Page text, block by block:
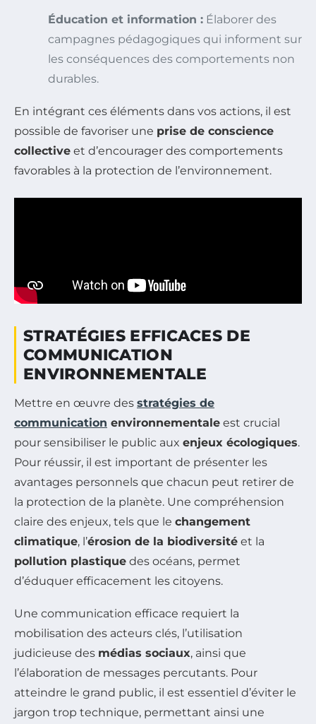
Éducation et information : Élaborer des
campagnes pédagogiques qui informent sur
les conséquences des comportements non
durables.
En intégrant ces éléments dans vos actions, il est
possible de favoriser une prise de conscience
collective et d’encourager des comportements
favorables à la protection de l’environnement.
STRATÉGIES EFFICACES DE
COMMUNICATION
ENVIRONNEMENTALE
Mettre en œuvre des stratégies de
communication environnementale est crucial
pour sensibiliser le public aux enjeux écologiques.
Pour réussir, il est important de présenter les
avantages personnels que chacun peut retirer de
la protection de la planète. Une compréhension
claire des enjeux, tels que le changement
climatique, l’érosion de la biodiversité et la
pollution plastique des océans, permet
d’éduquer efficacement les citoyens.
Une communication efficace requiert la
mobilisation des acteurs clés, l’utilisation
judicieuse des médias sociaux, ainsi que
l’élaboration de messages percutants. Pour
atteindre le grand public, il est essentiel d’éviter le
jargon trop technique, permettant ainsi une